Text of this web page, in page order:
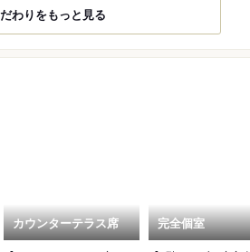
わりをもっと見る
カウンターテラス席 完全個室